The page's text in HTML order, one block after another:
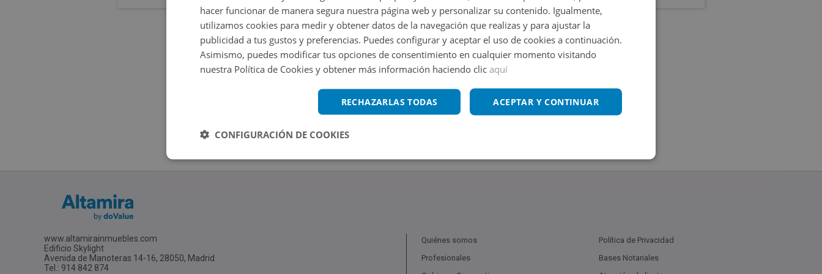
www.altamirainmuebles.com
Edificio Skylight
Avenida de Manoteras 14-16, 28050, Madrid
Tel.: 914 842 874
Quiénes somos
Profesionales
Política de Privacidad
Bases Notariales
hacer funcionar de manera segura nuestra página web y personalizar su contenido. Igualmente,
utilizamos cookies para medir y obtener datos de la navegación que realizas y para ajustar la
publicidad a tus gustos y preferencias. Puedes configurar y aceptar el uso de cookies a continuación.
Asimismo, puedes modificar tus opciones de consentimiento en cualquier momento visitando
nuestra Política de Cookies y obtener más información haciendo clic aquí
ACEPTAR Y CONTINUAR
RECHAZARLAS TODAS
CONFIGURACIÓN DE COOKIES